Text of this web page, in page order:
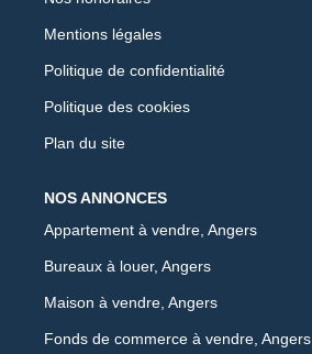
Mentions légales
Politique de confidentialité
Politique des cookies
Plan du site
NOS ANNONCES
Appartement à vendre, Angers
Bureaux à louer, Angers
Maison à vendre, Angers
Fonds de commerce à vendre, Angers